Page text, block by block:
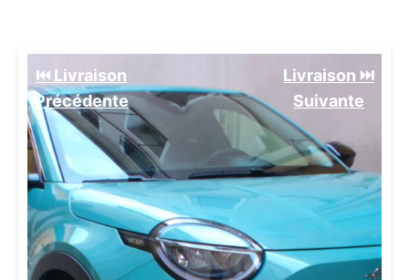
⏮️ Livraison
Précédente
Livraison ⏭️
Suivante️